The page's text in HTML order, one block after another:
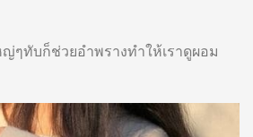
ๆทับก็ช่วยอำพรางทำให้เราดูผอม